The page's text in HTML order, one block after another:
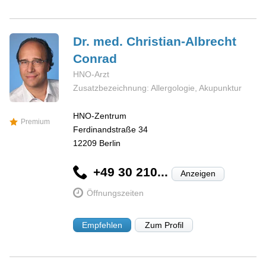
Premium
Dr. med. Christian-Albrecht
Conrad
HNO-Arzt
Zusatzbezeichnung: Allergologie, Akupunktur
HNO-Zentrum
Ferdinandstraße 34
12209 Berlin
+49 30 210... Anzeigen
Öffnungszeiten
Empfehlen Zum Profil